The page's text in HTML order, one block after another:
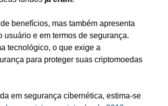
benefícios, mas também apresenta
e em termos de segurança.
tecnológico, o que exige a
para proteger suas criptomoedas
em segurança cibernética, estima-se